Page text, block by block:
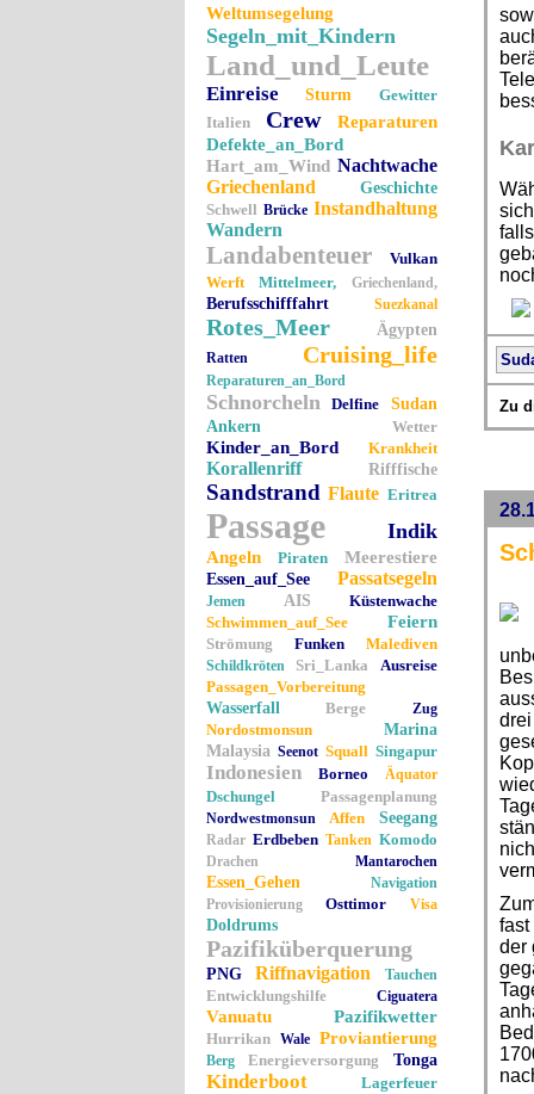
Weltumsegelung
Segeln_mit_Kindern
Land_und_Leute
Einreise Sturm
Gewitter
Italien
Crew
Reparaturen
Defekte_an_Bord
Hart_am_Wind Nachtwache
Griechenland
Geschichte
Schwell Brücke Instandhaltung
Wandern
Landabenteuer
Vulkan
Werft
Mittelmeer, Griechenland,
Berufsschifffahrt Suezkanal
Rotes_Meer Ägypten
Ratten Cruising_life
Reparaturen_an_Bord
Schnorcheln Delfine
Sudan
Ankern
Wetter
Kinder_an_Bord Krankheit
Korallenriff Rifffische
Sandstrand Flaute Eritrea
Passage Indik
Angeln Piraten Meerestiere
Essen_auf_See Passatsegeln
Jemen AIS
Küstenwache
Schwimmen_auf_See
Feiern
Strömung Funken Malediven
Schildkröten Sri_Lanka
Ausreise
Passagen_Vorbereitung
Wasserfall
Berge Zug
Nordostmonsun
Marina
Malaysia Seenot Squall Singapur
Indonesien Borneo Äquator
Dschungel Passagenplanung
Nordwestmonsun Affen Seegang
Radar Erdbeben Tanken Komodo
Drachen Mantarochen
Essen_Gehen
Navigation
Provisionierung
Osttimor Visa
Doldrums
Pazifiküberquerung
PNG Riffnavigation Tauchen
Entwicklungshilfe Ciguatera
Vanuatu Pazifikwetter
Hurrikan Wale Proviantierung
Berg Energieversorgung Tonga
Kinderboot Lagerfeuer
Zu
fast
der